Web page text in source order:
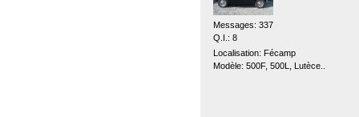
Messages: 337
Q.I.: 8
Localisation: Fécamp
Modèle: 500F, 500L, Lutèce..